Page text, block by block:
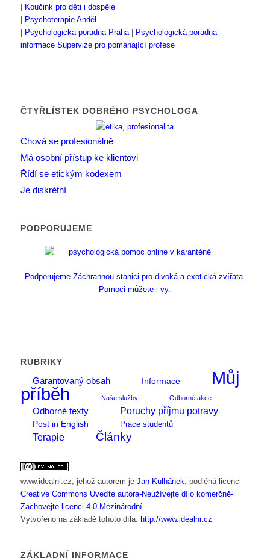
Koučink pro děti i dospělé
Psychoterapie Anděl
Psychologická poradna Praha|
Psychologická poradna -
informace Supervize pro pomáhající profese
ČTYŘLÍSTEK DOBRÉHO PSYCHOLOGA
Chová se profesionálně
Má osobní přístup ke klientovi
Řídí se etickým kodexem
Je diskrétní
PODPORUJEME
Podporujeme Záchrannou stanici pro divoká a exotická zvířata.
Pomoci můžete i vy.
RUBRIKY
Garantovaný obsah
Informace
Můj
příběh
Naše služby Odborné akce
Odborné texty Poruchy příjmu potravy
Post in English Práce studentů
Terapie Články
www.idealni.cz , jehož autorem je Jan Kulhánek , podléhá licenci
Creative Commons Uveďte autora-Neužívejte dílo komerčně-
Zachovejte licenci 4.0 Mezinárodní
Vytvořeno na základě tohoto díla: http://www.idealni.cz
ZÁKLADNÍ INFORMACE